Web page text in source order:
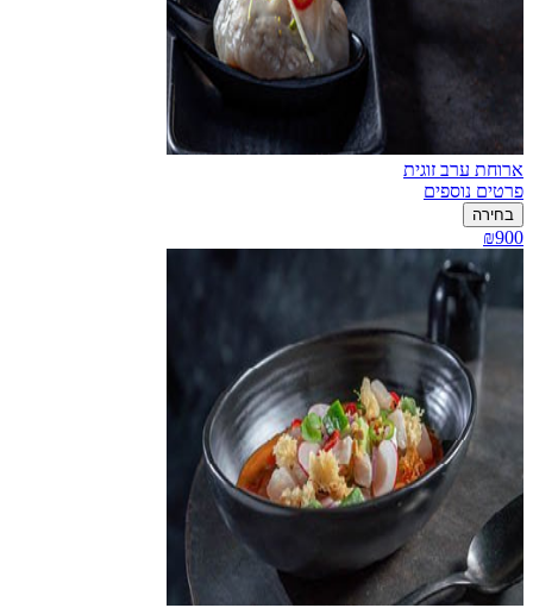
ארוחת ערב זוגית
פרטים נוספים
בחירה
₪900